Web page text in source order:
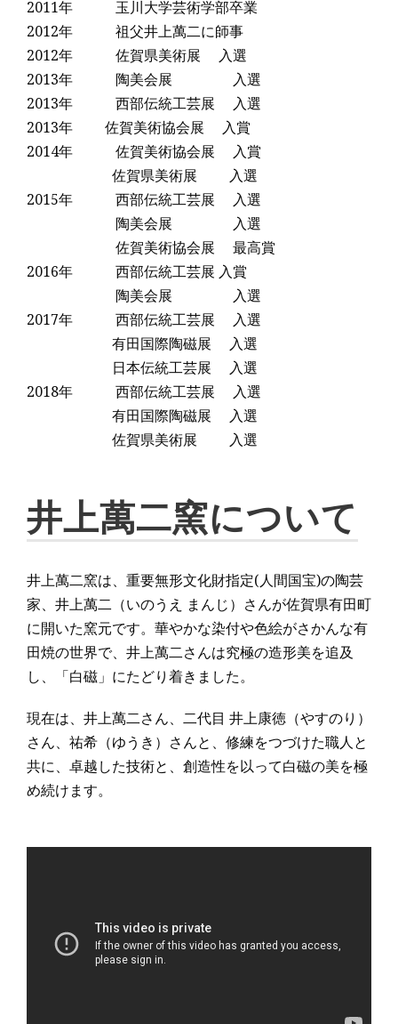
2011年 玉川大学芸術学部卒業
2012年 祖父井上萬二に師事
2012年 佐賀県美術展 入選
2013年 陶美会展 入選
2013年 西部伝統工芸展 入選
2013年 佐賀美術協会展 入賞
2014年 佐賀美術協会展 入賞
佐賀県美術展 入選
2015年 西部伝統工芸展 入選
陶美会展 入選
佐賀美術協会展 最高賞
2016年 西部伝統工芸展 入賞
陶美会展 入選
2017年 西部伝統工芸展 入選
有田国際陶磁展 入選
日本伝統工芸展 入選
2018年 西部伝統工芸展 入選
有田国際陶磁展 入選
佐賀県美術展 入選
井上萬二窯について
井上萬二窯は、重要無形文化財指定(人間国宝)の陶芸
家、井上萬二（いのうえ まんじ）さんが佐賀県有田町
に開いた窯元です。華やかな染付や色絵がさかんな有
田焼の世界で、井上萬二さんは究極の造形美を追及
し、「白磁」にたどり着きました。
現在は、井上萬二さん、二代目 井上康徳（やすのり）
さん、祐希（ゆうき）さんと、修練をつづけた職人と
共に、卓越した技術と、創造性を以って白磁の美を極
め続けます。